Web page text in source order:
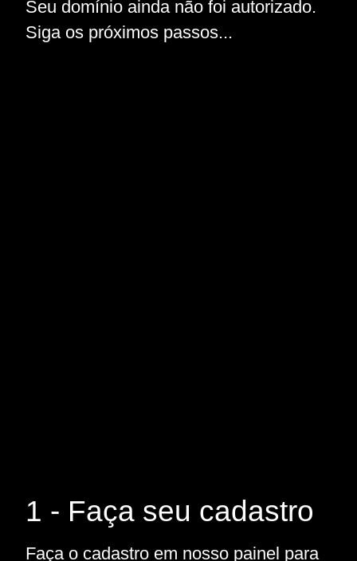
Seu domínio ainda não foi autorizado.
Siga os próximos passos...
1 - Faça seu cadastro
Faça o cadastro em nosso painel para